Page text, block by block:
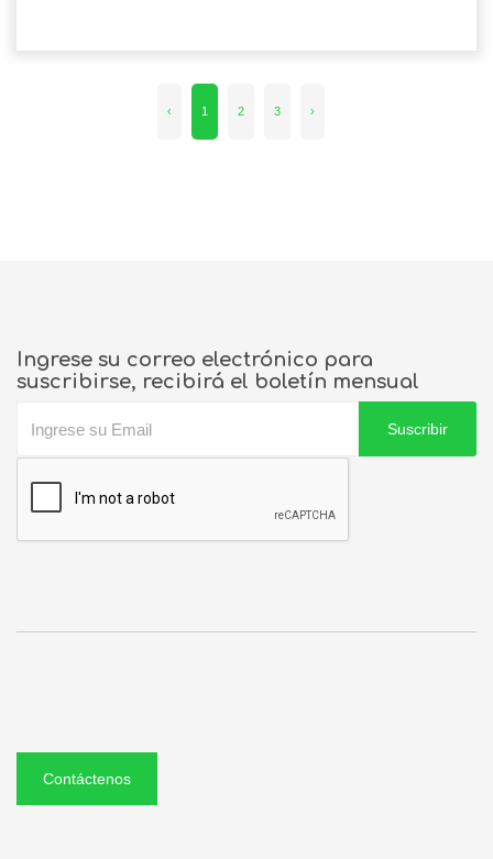
‹ 1 2 3 ›
Ingrese su correo electrónico para
suscribirse, recibirá el boletín mensual
Suscribir
Contáctenos